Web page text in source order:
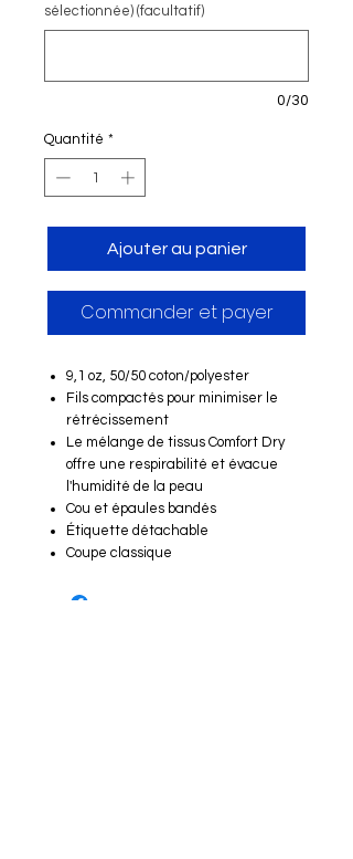
sélectionnée) (facultatif)
0/30
Quantité *
Ajouter au panier
Commander et payer
9,1 oz, 50/50 coton/polyester
Fils compactés pour minimiser le
rétrécissement
Le mélange de tissus Comfort Dry
offre une respirabilité et évacue
l'humidité de la peau
Cou et épaules bandés
Étiquette détachable
Coupe classique